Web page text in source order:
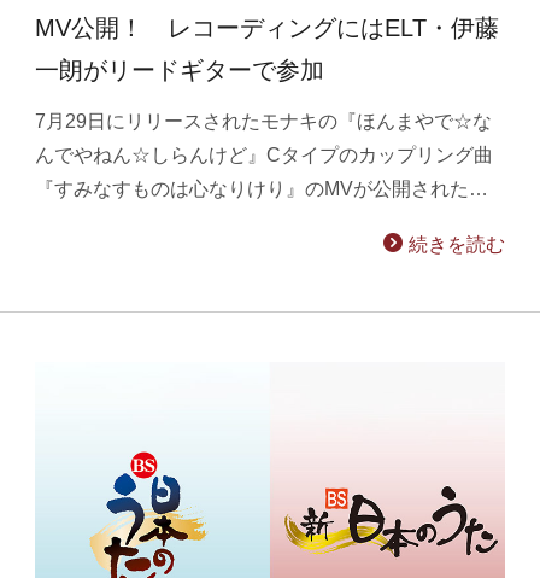
MV公開！ レコーディングにはELT・伊藤
一朗がリードギターで参加
7月29日にリリースされたモナキの『ほんまやで☆な
んでやねん☆しらんけど』Cタイプのカップリング曲
『すみなすものは心なりけり』のMVが公開された…
続きを読む